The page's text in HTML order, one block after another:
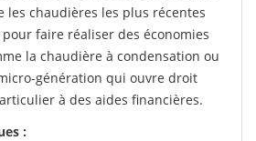
les chaudières les plus récentes
faire réaliser des économies
la chaudière à condensation ou
génération qui ouvre droit
à des aides financières.
: